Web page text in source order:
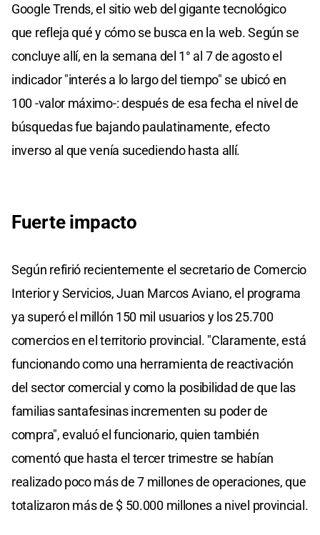
Google Trends, el sitio web del gigante tecnológico
que refleja qué y cómo se busca en la web. Según se
concluye allí, en la semana del 1° al 7 de agosto el
indicador "interés a lo largo del tiempo" se ubicó en
100 -valor máximo-: después de esa fecha el nivel de
búsquedas fue bajando paulatinamente, efecto
inverso al que venía sucediendo hasta allí.
Fuerte impacto
Según refirió recientemente el secretario de Comercio
Interior y Servicios, Juan Marcos Aviano, el programa
ya superó el millón 150 mil usuarios y los 25.700
comercios en el territorio provincial. "Claramente, está
funcionando como una herramienta de reactivación
del sector comercial y como la posibilidad de que las
familias santafesinas incrementen su poder de
compra", evaluó el funcionario, quien también
comentó que hasta el tercer trimestre se habían
realizado poco más de 7 millones de operaciones, que
totalizaron más de $ 50.000 millones a nivel provincial.